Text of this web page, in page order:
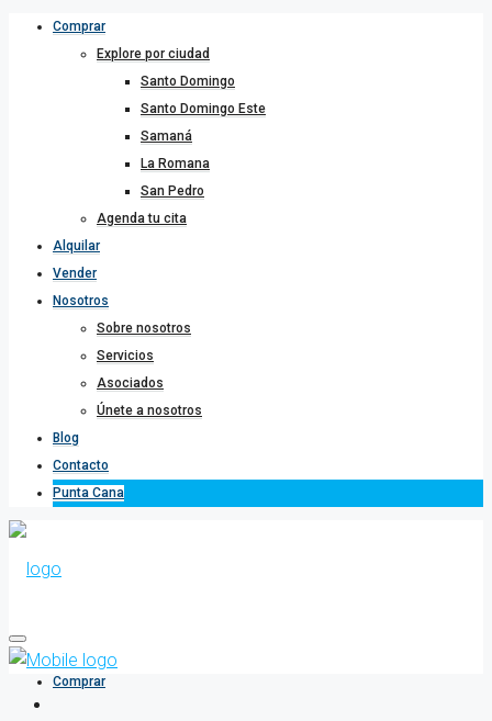
Comprar
Explore por ciudad
Santo Domingo
Santo Domingo Este
Samaná
La Romana
San Pedro
Agenda tu cita
Alquilar
Vender
Nosotros
Sobre nosotros
Servicios
Asociados
Únete a nosotros
Blog
Contacto
Punta Cana
Comprar